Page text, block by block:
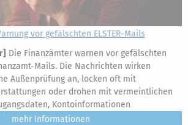
vor gefälschten ELSTER-Mails
] Die Finanzämter warnen vor gefälschten
Mails. Die Nachrichten wirken
Außenprüfung an, locken oft mit
oder drohen mit vermeintlichen
Kontoinformationen
mehr